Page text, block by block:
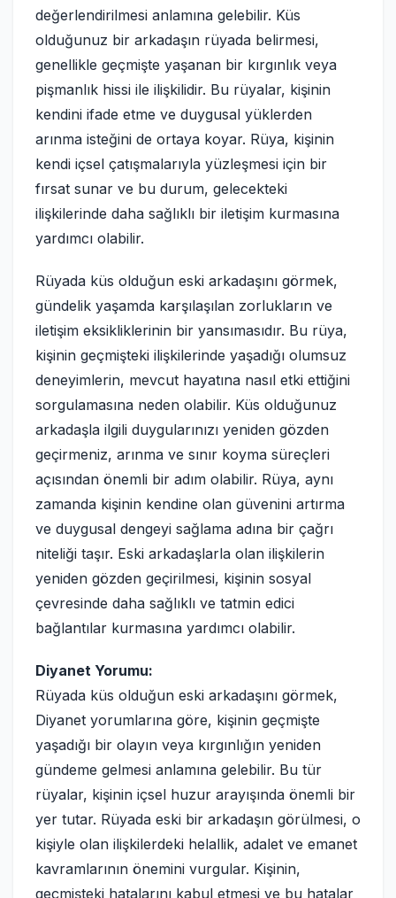
değerlendirilmesi anlamına gelebilir. Küs
olduğunuz bir arkadaşın rüyada belirmesi,
genellikle geçmişte yaşanan bir kırgınlık veya
pişmanlık hissi ile ilişkilidir. Bu rüyalar, kişinin
kendini ifade etme ve duygusal yüklerden
arınma isteğini de ortaya koyar. Rüya, kişinin
kendi içsel çatışmalarıyla yüzleşmesi için bir
fırsat sunar ve bu durum, gelecekteki
ilişkilerinde daha sağlıklı bir iletişim kurmasına
yardımcı olabilir.
Rüyada küs olduğun eski arkadaşını görmek,
gündelik yaşamda karşılaşılan zorlukların ve
iletişim eksikliklerinin bir yansımasıdır. Bu rüya,
kişinin geçmişteki ilişkilerinde yaşadığı olumsuz
deneyimlerin, mevcut hayatına nasıl etki ettiğini
sorgulamasına neden olabilir. Küs olduğunuz
arkadaşla ilgili duygularınızı yeniden gözden
geçirmeniz, arınma ve sınır koyma süreçleri
açısından önemli bir adım olabilir. Rüya, aynı
zamanda kişinin kendine olan güvenini artırma
ve duygusal dengeyi sağlama adına bir çağrı
niteliği taşır. Eski arkadaşlarla olan ilişkilerin
yeniden gözden geçirilmesi, kişinin sosyal
çevresinde daha sağlıklı ve tatmin edici
bağlantılar kurmasına yardımcı olabilir.
Diyanet Yorumu:
Rüyada küs olduğun eski arkadaşını görmek,
Diyanet yorumlarına göre, kişinin geçmişte
yaşadığı bir olayın veya kırgınlığın yeniden
gündeme gelmesi anlamına gelebilir. Bu tür
rüyalar, kişinin içsel huzur arayışında önemli bir
yer tutar. Rüyada eski bir arkadaşın görülmesi, o
kişiyle olan ilişkilerdeki helallik, adalet ve emanet
kavramlarının önemini vurgular. Kişinin,
geçmişteki hatalarını kabul etmesi ve bu hatalar